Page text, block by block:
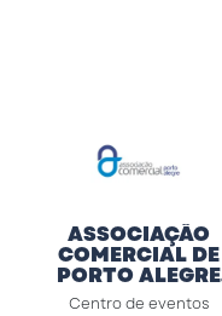
ASSOCIAÇÃO
COMERCIAL DE
PORTO ALEGRE
(ACPA)
Centro de eventos